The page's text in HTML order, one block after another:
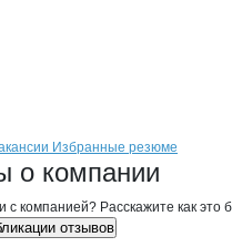
компани
вИзбранные резюме
o
о компании
с компанией? Расскажите как это
отзывов